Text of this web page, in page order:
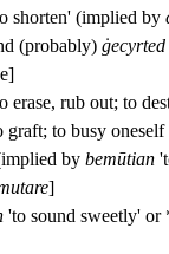
shorten' (implied by
(probably) ġecyrted
erase, rub out; to
graft; to busy
by bemūtian
]
'to sound sweetly' or